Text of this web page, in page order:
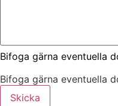
Bifoga gärna eventuella
Bifoga gärna eventuella
Skicka